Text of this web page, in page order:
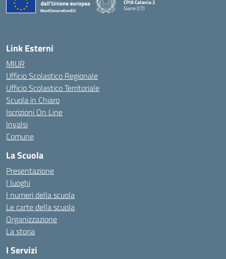
CPIA Catania 2
Giarre (CT)
Link Esterni
MIUR
Ufficio Scolastico Regionale
Ufficio Scolastico Territoriale
Scuola in Chiaro
Iscrizioni On Line
Invalsi
Comune
La Scuola
Presentazione
I luoghi
I numeri della scuola
Le carte della scuola
Organizzazione
La storia
I Servizi